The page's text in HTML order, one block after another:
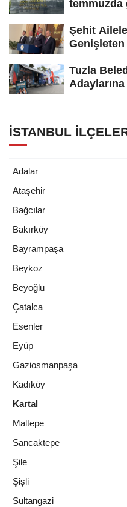
temmuzda
Şehit
Genişleten
Tuzla
İSTANBUL
Adalar
Ataşehir
Bağcılar
Bakırköy
Bayrampaşa
Beykoz
Beyoğlu
Çatalca
Esenler
Eyüp
Gaziosmanpaşa
Kadıköy
Kartal
Maltepe
Sancaktepe
Şile
Şişli
Sultangazi